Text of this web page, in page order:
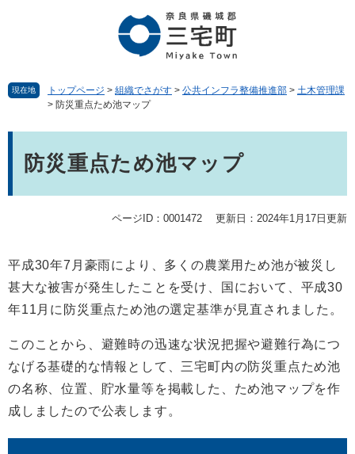
現在地 トップページ > 組織でさがす > 公共インフラ整備推進部 > 土木管理課
> 防災重点ため池マップ
防災重点ため池マップ
ページID：0001472 更新日：2024年1月17日更新
平成30年7月豪雨により、多くの農業用ため池が被災し
甚大な被害が発生したことを受け、国において、平成30
年11月に防災重点ため池の選定基準が見直されました。
このことから、避難時の迅速な状況把握や避難行為につ
なげる基礎的な情報として、三宅町内の防災重点ため池
の名称、位置、貯水量等を掲載した、ため池マップを作
成しましたので公表します。